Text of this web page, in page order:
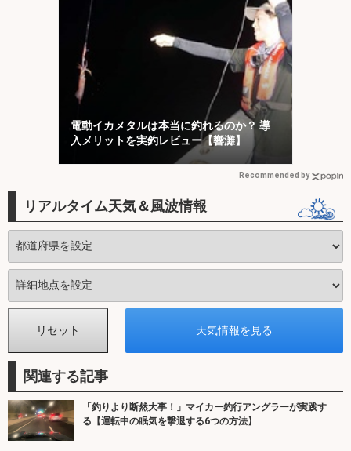
電動イカメタルは本当に釣れるのか？ 導
入メリットを実釣レビュー【響灘】
Recommended by
リアルタイム天気＆風波情報
関連する記事
「釣りより断然大事！」マイカー釣行アングラーが実践す
る【運転中の眠気を撃退する6つの方法】